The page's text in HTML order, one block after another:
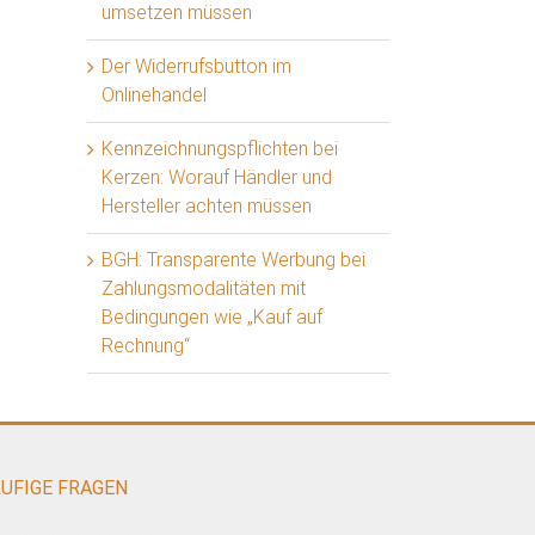
umsetzen müssen
Der Widerrufsbutton im
Onlinehandel
Kennzeichnungspflichten bei
Kerzen: Worauf Händler und
Hersteller achten müssen
BGH: Transparente Werbung bei
Zahlungsmodalitäten mit
Bedingungen wie „Kauf auf
Rechnung“
FRAGEN